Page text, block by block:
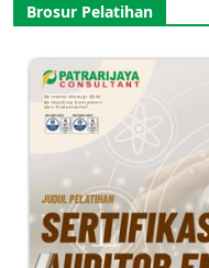
Brosur Pelatihan